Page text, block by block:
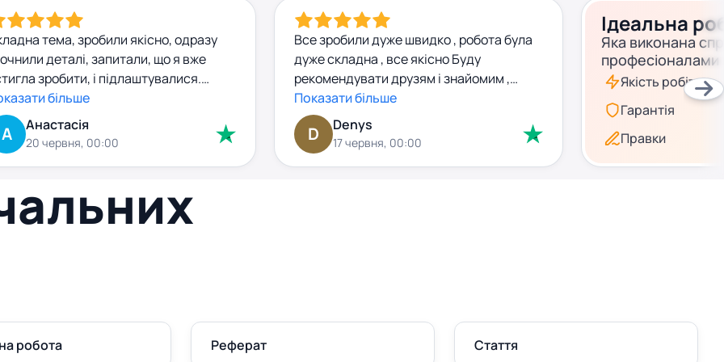
тема, зробили якісно, одразу
деталі, запитали, що я вже
зробити, і підлаштувалися.
прийшла з чіткою структурою,
джерелами, без
Я попросила внести
правки — зробили за день, без
комунікація абсолютно
За правки додатково грошей
більше
А Анастасія
20 червня, 00:00
Все зробили дуже швидко , робота була
дуже складна , все якісно Буду
рекомендувати друзям і знайомим ,
супер .
Показати більше
D Denys
17 червня, 00:00
Ідеальна
Яка виконана
професіоналами
Якість робіт
Гарантія
Правки
робота Реферат Стаття